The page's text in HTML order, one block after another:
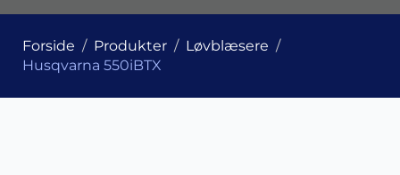
Forside Produkter
Løvblæsere
Husqvarna 550iBTX